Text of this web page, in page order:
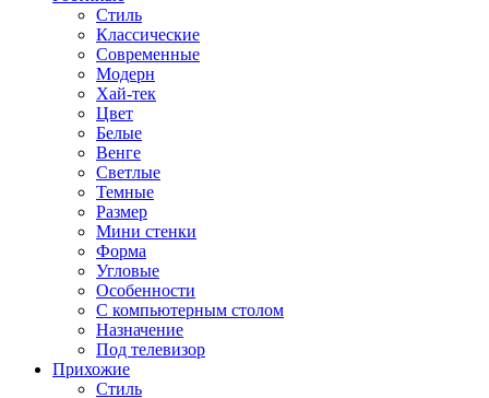
Стиль
Классические
Современные
Модерн
Хай-тек
Цвет
Белые
Венге
Светлые
Темные
Размер
Мини стенки
Форма
Угловые
Особенности
С компьютерным столом
Назначение
Под телевизор
Прихожие
Стиль